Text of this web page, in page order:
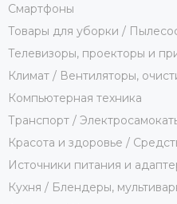
Смартфоны
Товары для уборки /
Телевизоры, проекторы и
Климат / Вентиляторы,
Компьютерная техника
Транспорт /
Красота и здоровье /
Источники питания и
Кухня / Блендеры,